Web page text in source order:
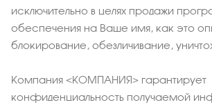
исключительно в целях продажи
обеспечения на Ваше имя, как это
блокирование, обезличивание,
Компания <КОМПАНИЯ> гарантирует
конфиденциальность получаемой